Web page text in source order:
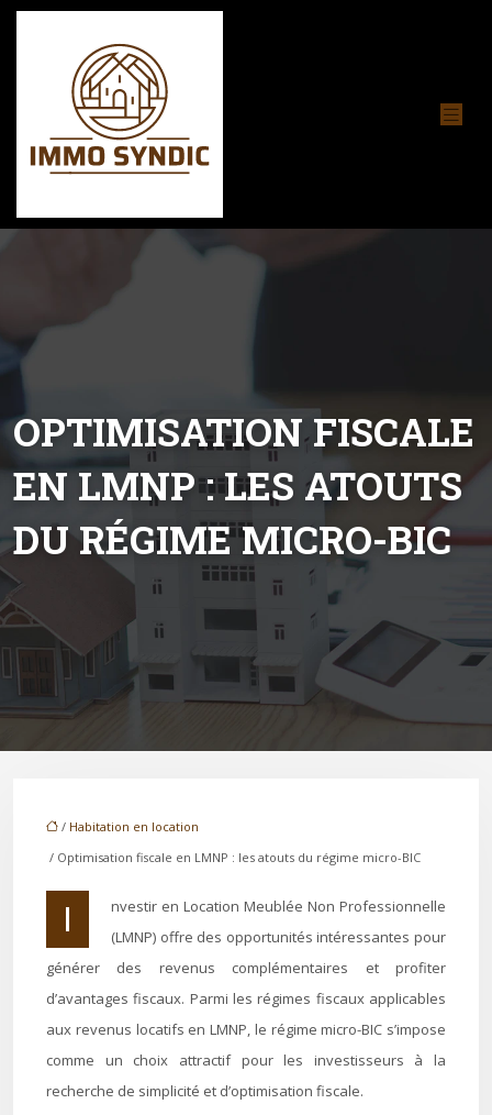
OPTIMISATION FISCALE
EN LMNP : LES ATOUTS
DU RÉGIME MICRO-BIC
/ Habitation en location
/ Optimisation fiscale en LMNP : les atouts du régime micro-BIC
Investir en Location Meublée Non Professionnelle
(LMNP) offre des opportunités intéressantes pour
générer des revenus complémentaires et profiter
d’avantages fiscaux. Parmi les régimes fiscaux applicables
aux revenus locatifs en LMNP, le régime micro-BIC s’impose
comme un choix attractif pour les investisseurs à la
recherche de simplicité et d’optimisation fiscale.